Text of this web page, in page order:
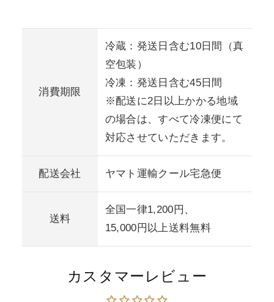
消費期限
冷蔵：発送日含む10日間（真
空包装）
冷凍：発送日含む45日間
※配送に2日以上かかる地域
の場合は、すべて冷凍便にて
対応させていただきます。
配送会社 ヤマト運輸クール宅急便
送料
全国一律1,200円、
15,000円以上送料無料
カスタマーレビュー